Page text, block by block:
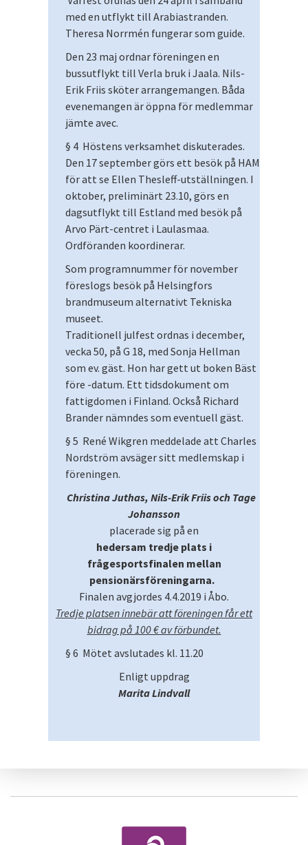
med en utflykt till Arabiastranden.
Theresa Norrmén fungerar som guide.
Den 23 maj ordnar föreningen en
bussutflykt till Verla bruk i Jaala. Nils-
Erik Friis sköter arrangemangen. Båda
evenemangen är öppna för medlemmar
jämte avec.
§ 4 Höstens verksamhet diskuterades.
Den 17 september görs ett besök på HAM
för att se Ellen Thesleff-utställningen. I
oktober, preliminärt 23.10, görs en
dagsutflykt till Estland med besök på
Arvo Pärt-centret i Laulasmaa.
Ordföranden koordinerar.
Som programnummer för november
föreslogs besök på Helsingfors
brandmuseum alternativt Tekniska
museet.
Traditionell julfest ordnas i december,
vecka 50, på G 18, med Sonja Hellman
som ev. gäst. Hon har gett ut boken Bäst
före -datum. Ett tidsdokument om
fattigdomen i Finland. Också Richard
Brander nämndes som eventuell gäst.
§ 5 René Wikgren meddelade att Charles
Nordström avsäger sitt medlemskap i
föreningen.
Christina Juthas, Nils-Erik Friis och Tage
Johansson
placerade sig på en
hedersam tredje plats i
frågesportsfinalen mellan
pensionärsföreningarna.
Finalen avgjordes 4.4.2019 i Åbo.
Tredje platsen innebär att föreningen får ett
bidrag på 100 € av förbundet.
§ 6 Mötet avslutades kl. 11.20
Enligt uppdrag
Marita Lindvall